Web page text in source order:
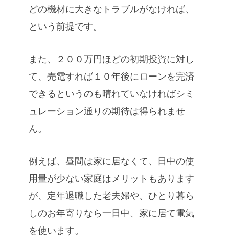
どの機材に大きなトラブルがなければ、
という前提です。
また、２００万円ほどの初期投資に対し
て、売電すれば１０年後にローンを完済
できるというのも晴れていなければシミ
ュレーション通りの期待は得られませ
ん。
例えば、昼間は家に居なくて、日中の使
用量が少ない家庭はメリットもあります
が、定年退職した老夫婦や、ひとり暮ら
しのお年寄りなら一日中、家に居て電気
を使います。